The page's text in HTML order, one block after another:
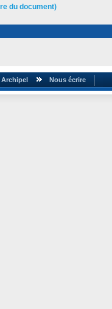
du document)
Archipel Nous écrire